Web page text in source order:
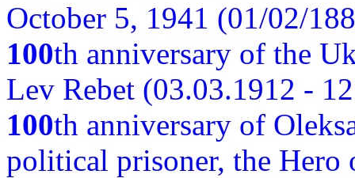
October 5, 1941 (01/02/
100th anniversary of the
Lev Rebet (03.03.1912 -
100th anniversary of
political prisoner, the